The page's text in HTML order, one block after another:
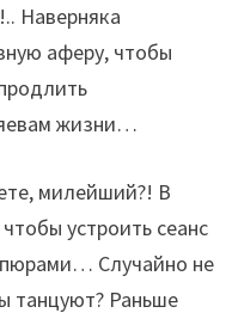
Наверняка
аферу, чтобы
жизни…
милейший?! В
устроить сеанс
Случайно не
танцуют? Раньше